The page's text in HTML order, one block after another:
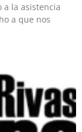
a la asistencia
a que nos